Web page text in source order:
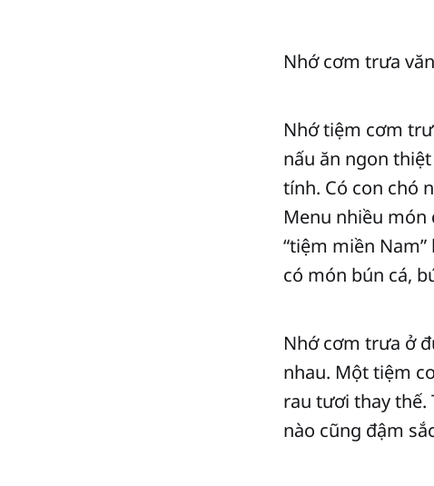
Nhớ cơm trưa
Nhớ tiệm cơm
nấu ăn ngon
tính. Có con chó
Menu nhiều món
“tiệm miền
có món bún cá,
Nhớ cơm trưa ở
nhau. Một tiệm
rau tươi thay thế.
nào cũng đậm